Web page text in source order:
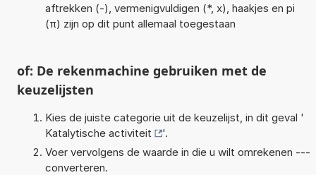
aftrekken (-), vermenigvuldigen (*, x), haakjes en pi
(π) zijn op dit punt allemaal toegestaan
of: De rekenmachine gebruiken met de
keuzelijsten
Kies de juiste categorie uit de keuzelijst, in dit geval '
Katalytische activiteit
'.
Voer vervolgens de waarde in die u wilt omrekenen ---
converteren.